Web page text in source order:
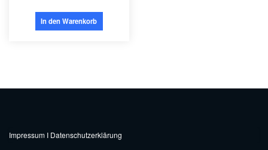
In den Warenkorb
Impressum I Datenschutzerklärung